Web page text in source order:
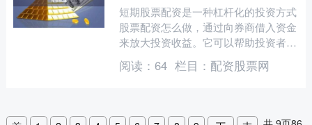
短期股票配资是一种杠杆化的投资方式
股票配资怎么做，通过向券商借入资金
来放大投资收益。它可以帮助投资者在
短时间内快速增值，把握市场机遇。
配资公司提供资金杠杆，允....
阅读： 64 栏目： 配资股票网